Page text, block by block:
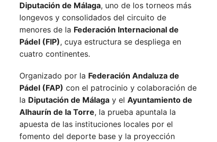
Diputación de Málaga, uno de los torneos más
longevos y consolidados del circuito de
menores de la Federación Internacional de
Pádel (FIP), cuya estructura se despliega en
cuatro continentes.
Organizado por la Federación Andaluza de
Pádel (FAP) con el patrocinio y colaboración de
la Diputación de Málaga y el Ayuntamiento de
Alhaurín de la Torre, la prueba apuntala la
apuesta de las instituciones locales por el
fomento del deporte base y la proyección